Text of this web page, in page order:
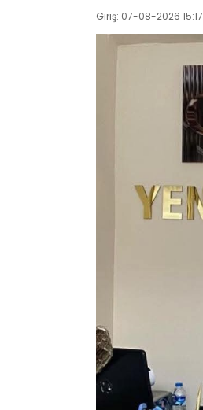
Giriş: 07-08-2026 15:17